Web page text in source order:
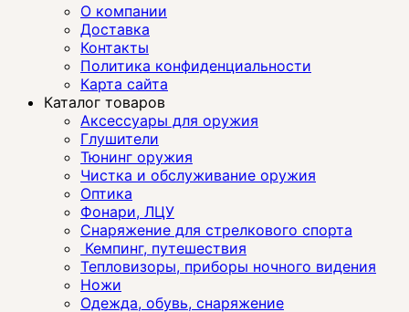
О компании
Доставка
Контакты
Политика конфиденциальности
Карта сайта
Каталог товаров
Аксессуары для оружия
Глушители
Тюнинг оружия
Чистка и обслуживание оружия
Оптика
Фонари, ЛЦУ
Снаряжение для стрелкового спорта
Кемпинг, путешествия
Тепловизоры, приборы ночного видения
Ножи
Одежда, обувь, снаряжение